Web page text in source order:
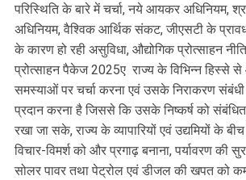
परिस्थिति के बारे में चर्चा, नये आयकर अधिनियम,
अधिनियम, वैश्विक आर्थिक संकट, जीएसटी के
के कारण हो रही असुविधा, औद्योगिक प्रोत्साहन
प्रोत्साहन पैकेज 2025ए राज्य के विभिन्न हिस्से से
समस्याओं पर चर्चा करना एवं उसके निराकरण
प्रदान करना है जिससे कि उसके निष्कर्ष को
रखा जा सके, राज्य के व्यापारियों एवं उद्यमियों के
विचार-विमर्श को और प्रगाढ़ बनाना, पर्यावरण की
सोलर पावर तथा पेट्रोल एवं डीजल की खपत को